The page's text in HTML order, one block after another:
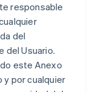
responsable
del
del Usuario.
este Anexo
y por cualquier